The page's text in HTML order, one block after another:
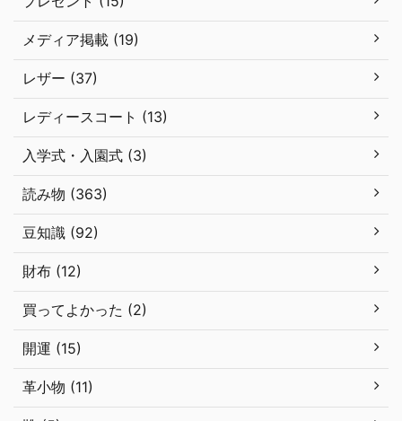
メディア掲載 (19)
レザー (37)
レディースコート (13)
入学式・入園式 (3)
読み物 (363)
豆知識 (92)
財布 (12)
買ってよかった (2)
開運 (15)
革小物 (11)